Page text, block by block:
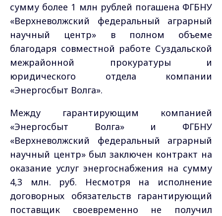
сумму более 1 млн рублей погашена ФГБНУ
«Верхневолжский федеральный аграрный
научный центр» в полном объеме
благодаря совместной работе Суздальской
межрайонной прокуратуры и
юридического отдела компании
«Энергосбыт Волга».
Между гарантирующим компанией
«Энергосбыт Волга» и ФГБНУ
«Верхневолжский федеральный аграрный
научный центр» был заключен контракт на
оказание услуг энергоснабжения на сумму
4,3 млн. руб. Несмотря на исполнение
договорных обязательств гарантирующий
поставщик своевременно не получил